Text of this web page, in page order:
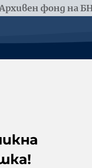
фонд на